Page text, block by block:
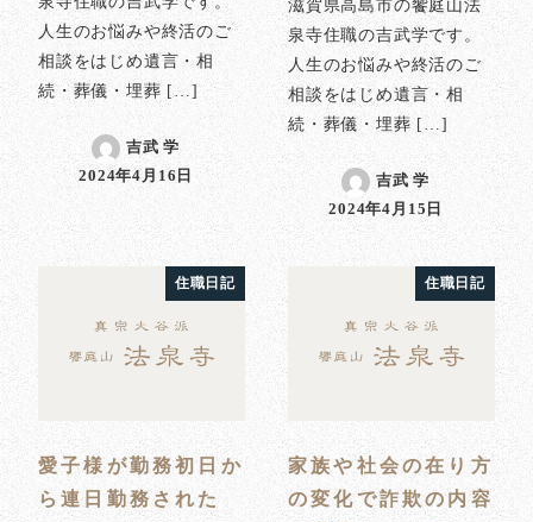
人生のお悩みや終活のご
相談をはじめ遺言・相
続・葬儀・埋葬 […]
吉武 学
投稿日
2024年4月16日
滋賀県高島市の饗庭山法
泉寺住職の吉武学です。
人生のお悩みや終活のご
相談をはじめ遺言・相
続・葬儀・埋葬 […]
吉武 学
投稿日
2024年4月15日
住職日記
愛子様が勤務初日か
ら連日勤務された
住職日記
家族や社会の在り方
の変化で詐欺の内容